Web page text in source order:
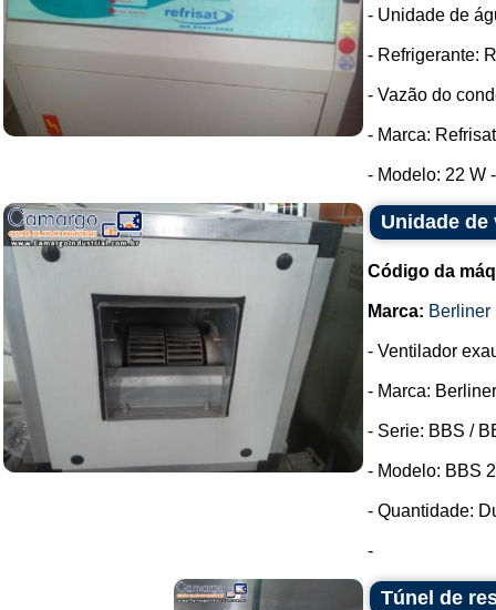
- Unidade de
- Refrigerante:
- Vazão do
- Marca:
- Modelo: 22 W
Unidade
Código da
Marca: Berliner
- Ventilador
- Marca:
- Serie: BBS /
- Modelo: BBS
- Quantidade:
-
Túnel de